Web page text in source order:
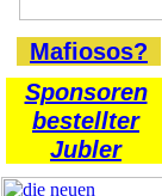
Mafiosos?
Sponsoren
bestellter
Jubler